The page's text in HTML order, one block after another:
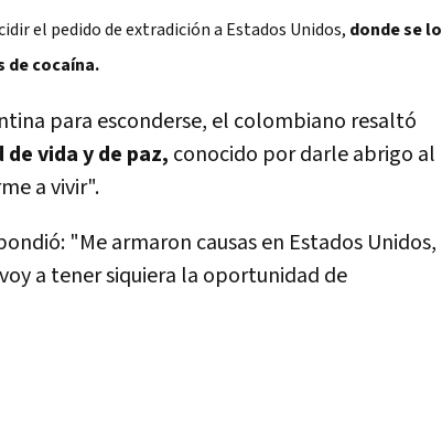
el pedido de extradición a Estados Unidos, donde se lo
de cocaína.
para esconderse, el colombiano resaltó
vida y de paz, conocido por darle abrigo al
a vivir".
"Me armaron causas en Estados Unidos,
a tener siquiera la oportunidad de